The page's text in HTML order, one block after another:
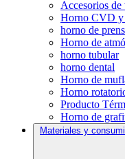
Accesorios de
Horno CVD
horno de
Horno de
horno tubular
horno dental
Horno de
Horno
Producto
Horno de
Materiales y